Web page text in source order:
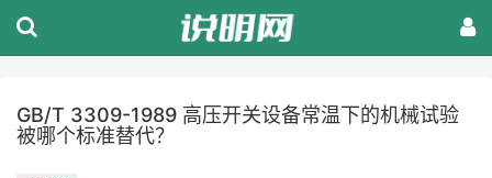
GB/T 3309-1989 高压开关设备常温下的机械试验
被哪个标准替代？